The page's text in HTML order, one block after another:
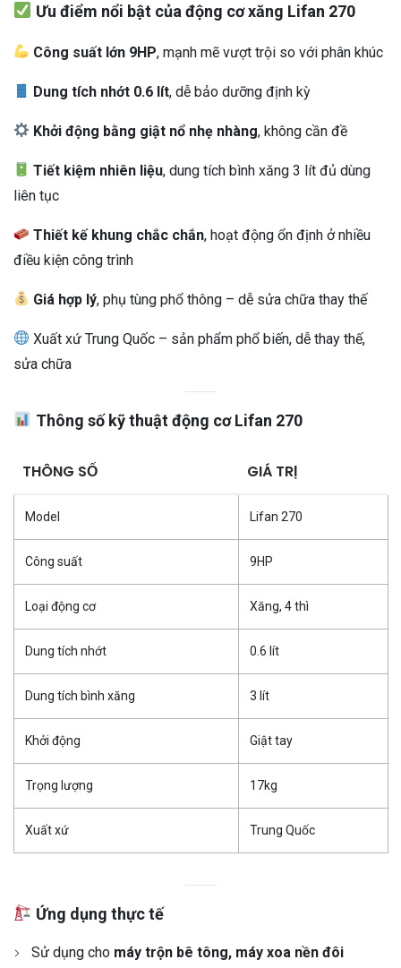
Ưu điểm nổi bật của động cơ xăng Lifan 270
Công suất lớn 9HP, mạnh mẽ vượt trội so với phân khúc
Dung tích nhớt 0.6 lít, dễ bảo dưỡng định kỳ
Khởi động bằng giật nổ nhẹ nhàng, không cần đề
Tiết kiệm nhiên liệu, dung tích bình xăng 3 lít đủ dùng
liên tục
Thiết kế khung chắc chắn, hoạt động ổn định ở nhiều
điều kiện công trình
Giá hợp lý, phụ tùng phổ thông – dễ sửa chữa thay thế
Xuất xứ Trung Quốc – sản phẩm phổ biến, dễ thay thế,
sửa chữa
Thông số kỹ thuật động cơ Lifan 270
THÔNG SỐ GIÁ TRỊ
Model Lifan 270
Công suất 9HP
Loại động cơ Xăng, 4 thì
Dung tích nhớt 0.6 lít
Dung tích bình xăng 3 lít
Khởi động Giật tay
Trọng lượng 17kg
Xuất xứ Trung Quốc
Ứng dụng thực tế
Sử dụng cho máy trộn bê tông, máy xoa nền đôi